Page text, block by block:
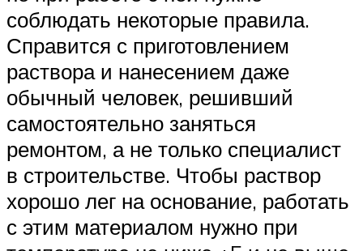
соблюдать некоторые правила.
Справится с приготовлением
раствора и нанесением даже
обычный человек, решивший
самостоятельно заняться
ремонтом, а не только специалист
в строительстве. Чтобы раствор
хорошо лег на основание, работать
с этим материалом нужно при